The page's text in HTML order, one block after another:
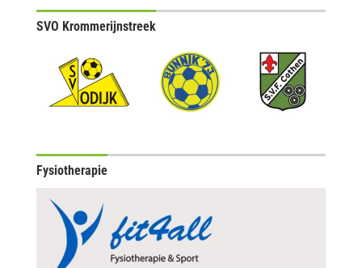
SVO Krommerijnstreek
Fysiotherapie